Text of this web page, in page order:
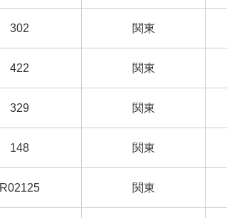
302 関東
422 関東
329 関東
148 関東
R02125 関東